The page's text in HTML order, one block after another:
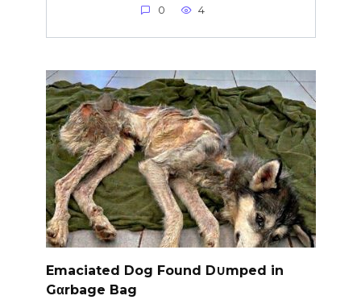
0 4
Emaciated Dog Found D∪mped in
Gαrbage Bag